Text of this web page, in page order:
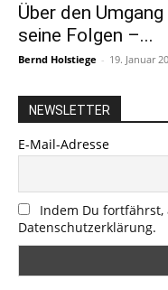
Über den
seine Folgen –...
Bernd Holstiege - 19. Januar
NEWSLETTER
E-Mail-Adresse
Indem Du
Datenschutzerklärung.